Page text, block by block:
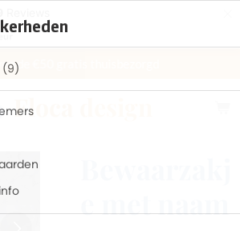
Floca design
de €50 gratis thuisbezorgd
e met naam